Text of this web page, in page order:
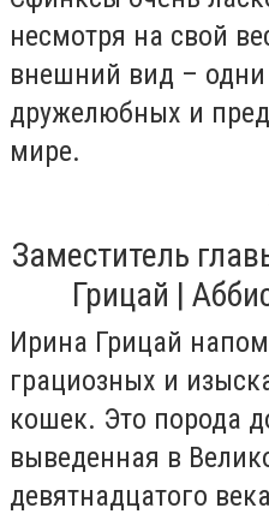
несмотря на свой
внешний вид –
дружелюбных и
мире.
Заместитель
Грицай |
Ирина Грицай
грациозных и
кошек. Это порода
выведенная в
девятнадцатого